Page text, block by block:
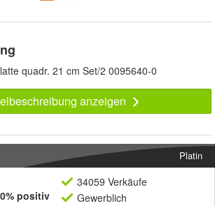
quadr. 21 cm Set/2 0095640-0
anzeigen
Platin
positiv
34059 Verkäufe
Gewerblich